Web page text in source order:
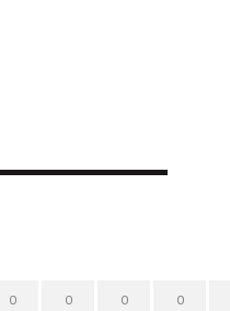
0 0 0 0